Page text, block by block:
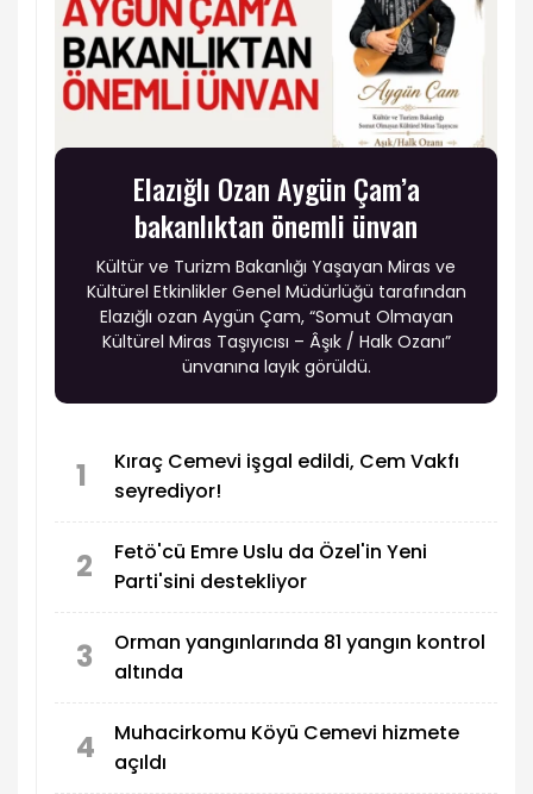
Elazığlı Ozan Aygün Çam’a
bakanlıktan önemli ünvan
Kültür ve Turizm Bakanlığı Yaşayan Miras ve
Kültürel Etkinlikler Genel Müdürlüğü tarafından
Elazığlı ozan Aygün Çam, “Somut Olmayan
Kültürel Miras Taşıyıcısı – Âşık / Halk Ozanı”
ünvanına layık görüldü.
1
Kıraç Cemevi işgal edildi, Cem Vakfı
seyrediyor!
2
Fetö'cü Emre Uslu da Özel'in Yeni
Parti'sini destekliyor
3
Orman yangınlarında 81 yangın kontrol
altında
4
Muhacirkomu Köyü Cemevi hizmete
açıldı